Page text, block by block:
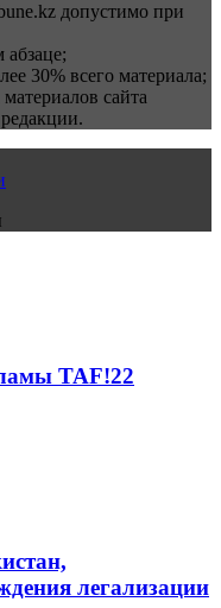
допустимо при
30% всего материала;
сайта
TAF!22
легализации